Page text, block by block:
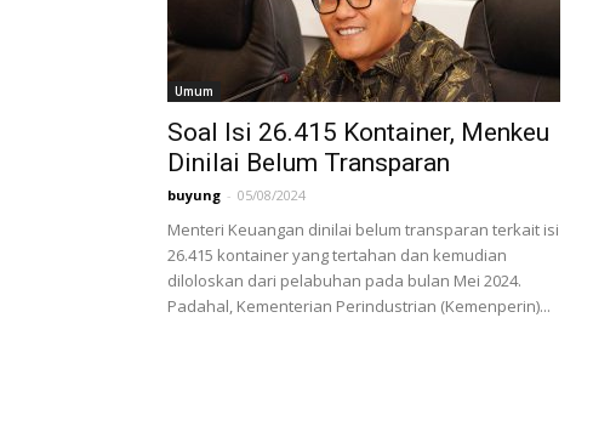
Umum
Soal Isi 26.415 Kontainer, Menkeu
Dinilai Belum Transparan
buyung - 05/08/2024
Menteri Keuangan dinilai belum transparan terkait isi
26.415 kontainer yang tertahan dan kemudian
diloloskan dari pelabuhan pada bulan Mei 2024.
Padahal, Kementerian Perindustrian (Kemenperin)...